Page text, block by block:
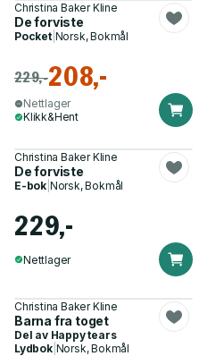
Christina Baker Kline
De forviste
Pocket| Norsk, Bokmål
229,-208,-
Nettlager
Klikk&Hent
Christina Baker Kline
De forviste
E-bok Norsk, Bokmål
229,-
Nettlager
Christina Baker Kline
Barna fra toget
Del av Happy tears
Lydbok| Norsk, Bokmål